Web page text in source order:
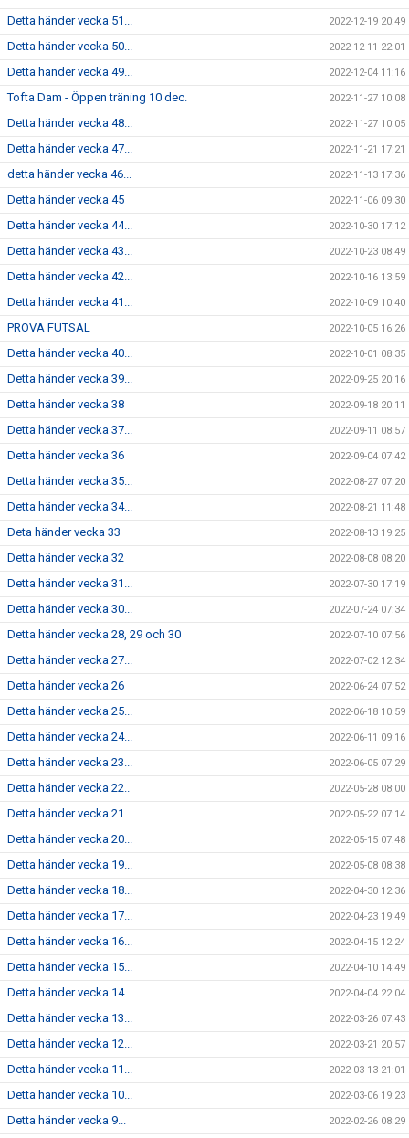
Detta händer vecka 51... 2022-12-19 20:49
Detta händer vecka 50... 2022-12-11 22:01
Detta händer vecka 49... 2022-12-04 11:16
Tofta Dam - Öppen träning 10 dec. 2022-11-27 10:08
Detta händer vecka 48... 2022-11-27 10:05
Detta händer vecka 47... 2022-11-21 17:21
detta händer vecka 46... 2022-11-13 17:36
Detta händer vecka 45 2022-11-06 09:30
Detta händer vecka 44... 2022-10-30 17:12
Detta händer vecka 43... 2022-10-23 08:49
Detta händer vecka 42... 2022-10-16 13:59
Detta händer vecka 41... 2022-10-09 10:40
PROVA FUTSAL 2022-10-05 16:26
Detta händer vecka 40... 2022-10-01 08:35
Detta händer vecka 39... 2022-09-25 20:16
Detta händer vecka 38 2022-09-18 20:11
Detta händer vecka 37... 2022-09-11 08:57
Detta händer vecka 36 2022-09-04 07:42
Detta händer vecka 35... 2022-08-27 07:20
Detta händer vecka 34... 2022-08-21 11:48
Deta händer vecka 33 2022-08-13 19:25
Detta händer vecka 32 2022-08-08 08:20
Detta händer vecka 31... 2022-07-30 17:19
Detta händer vecka 30... 2022-07-24 07:34
Detta händer vecka 28, 29 och 30 2022-07-10 07:56
Detta händer vecka 27... 2022-07-02 12:34
Detta händer vecka 26 2022-06-24 07:52
Detta händer vecka 25... 2022-06-18 10:59
Detta händer vecka 24... 2022-06-11 09:16
Detta händer vecka 23... 2022-06-05 07:29
Detta händer vecka 22.. 2022-05-28 08:00
Detta händer vecka 21... 2022-05-22 07:14
Detta händer vecka 20... 2022-05-15 07:48
Detta händer vecka 19... 2022-05-08 08:38
Detta händer vecka 18... 2022-04-30 12:36
Detta händer vecka 17... 2022-04-23 19:49
Detta händer vecka 16... 2022-04-15 12:24
Detta händer vecka 15... 2022-04-10 14:49
Detta händer vecka 14... 2022-04-04 22:04
Detta händer vecka 13... 2022-03-26 07:43
Detta händer vecka 12... 2022-03-21 20:57
Detta händer vecka 11... 2022-03-13 21:01
Detta händer vecka 10... 2022-03-06 19:23
Detta händer vecka 9... 2022-02-26 08:29